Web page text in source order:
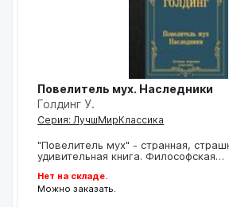
Повелитель мух. Наследники
Голдинг У.
Серия: ЛучшМирКлассика
"Повелитель мух" - странная,
удивительная книга. Философская…
Нет на складе.
Можно заказать.